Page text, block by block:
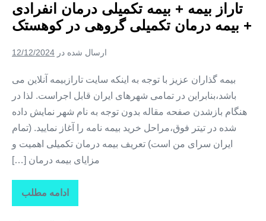
+
بیمه
درمان
تکمیلی
در
تاراز بیمه + بیمه تکمیلی درمان انفرادی
+ بیمه درمان تکمیلی گروهی در کوهستک
ارسال شده در 12/12/2024
بیمه گذاران عزیز با توجه به اینکه سایت تارازبیمه آنلاین می
باشد،بنابراین در تمامی شهرهای ایران قابل اجراست. لذا در
هنگام بازشدن صفحه مقاله بدون توجه به نام شهر نمایش داده
شده در تیتر فوق،مراحل خرید بیمه نامه را آغاز نمایید. (تمام
ایران سرای من است) تعریف بیمه درمان تکمیلی اهمیت و
مزایای بیمه درمان […]
ادامه مطلب
تاراز
بیمه